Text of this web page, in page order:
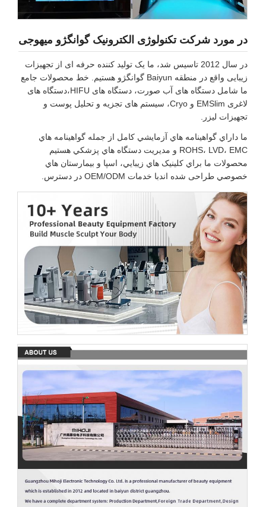
در مورد شرکت تکنولوژی الکترونیک گوانگژو میهوجی
در سال 2012 تاسیس شد، ما یک تولید کننده حرفه ای از تجهیزات
زیبایی واقع در منطقه Baiyun گوانگژو هستیم. خط محصولات جامع
ما شامل دستگاه های آب صورت، دستگاه های HIFU،دستگاه های
لاغری EMSlim و Cryo، سیستم های تجزیه و تحلیل پوست و
تجهیزات لیزر.
ما داراي گواهينامه هاي آزمايشي كامل از جمله گواهينامه هاي
ROHS، LVD، EMC و مديريت دستگاه هاي پزشکي هستيم
محصولات ما براي کلينيک هاي زيبايي، اسپا و بيمارستان هاي
خصوصي طراحی شده اندبا خدمات OEM/ODM در دسترس.